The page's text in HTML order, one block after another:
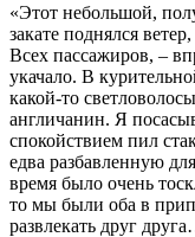
«Этот небольшой,
закате поднялся
Всех пассажиров, –
укачало. В
какой-то
англичанин. Я
спокойствием пил
едва разбавленную
время было очень
то мы были оба в
развлекать друг